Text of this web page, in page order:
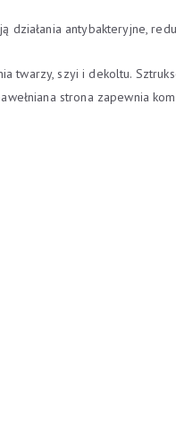
działania antybakteryjne,
twarzy, szyi i dekoltu.
strona zapewnia